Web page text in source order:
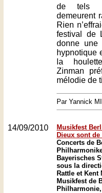
de tels
demeurent
Rien
festival de
donne une
hypnotique
la
Zinman
mélodie de
Par Yannick
14/09/2010
Musikfest
Dieux sont
Concerts de
Bayerisches
sous la
Rattle et Kent
Musikfest de